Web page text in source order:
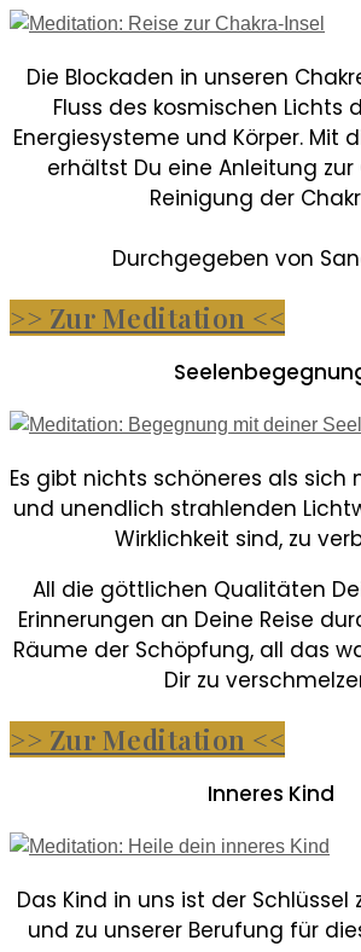
Die Blockaden in unseren
Fluss des kosmischen Lichts
Energiesysteme und Körper. Mit
erhältst Du eine Anleitung
Reinigung der
Durchgegeben von
>> Zur Meditation <<
Es gibt nichts schöneres als sich
und unendlich strahlenden
Wirklichkeit sind, zu
All die göttlichen Qualitäten
Erinnerungen an Deine Reise
Räume der Schöpfung, all das
Dir zu
>> Zur Meditation <<
Inneres Kind
Das Kind in uns ist der Schlüssel
und zu unserer Berufung für